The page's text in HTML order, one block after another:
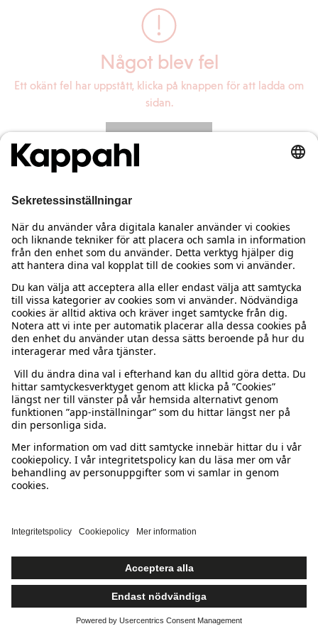
Något blev fel
Ett okänt fel har uppstått, klicka på knappen för att ladda om
sidan.